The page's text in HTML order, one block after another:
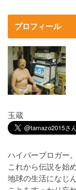
プロフィール
玉蔵
ハイパーブロガー。
これから伝説を始
地球の生活になじ